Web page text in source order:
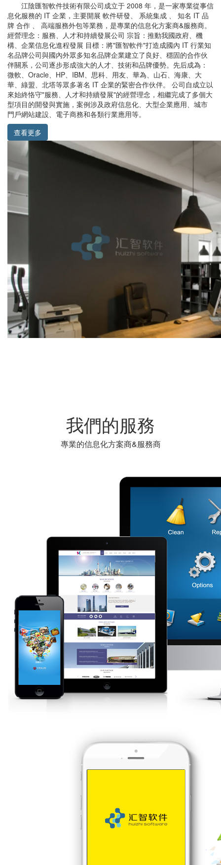
江陰匯智軟件技術有限公司成立于 2008 年，是一家專業從事信
息化服務的 IT 企業，主要開展 軟件研發、 系統集成 、 知名 IT 品
牌 合作 、 高端服務外包等業務，是專業的信息化方案商&服務商。
經營理念：服務、人才和持續發展公司 宗旨：推動我國政府、機
構、企業信息化進程發展 目標：將"匯智軟件"打造成國內 IT 行業知
名品牌公司與國內外眾多知名品牌企業建立了良好、穩固的合作伙
伴關系，公司逐步形成強大的人才、技術和品牌優勢。先后成為：
微軟、Oracle、HP、IBM、思科、用友、華為、山石、海康、大
華、綠盟、北塔等眾多著名 IT 企業的緊密合作伙伴。 公司自成立以
來始終恪守"服務、人才和持續發展"的經營理念，相繼完成了多個大
型項目的開發與實施，案例涉及政府信息化、大型企業應用、城市
門戶網站建設、電子商務和各類行業應用等。
查看更多
我們的服務
專業的信息化方案商&服務商